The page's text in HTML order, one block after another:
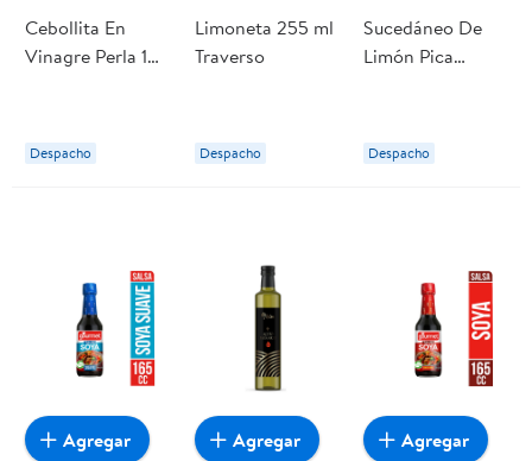
Cebollita En
Vinagre Perla 1
Despacho
Limoneta 255 ml
Traverso
Despacho
Sucedáneo De
Limón Pica
Despacho
Agregar Agregar Agregar